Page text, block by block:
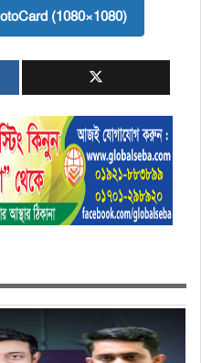
(1080×1080)